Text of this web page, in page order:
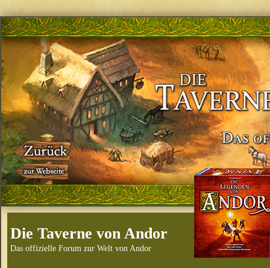
Die Taverne von Andor
Das offizielle Forum zur Welt von Andor